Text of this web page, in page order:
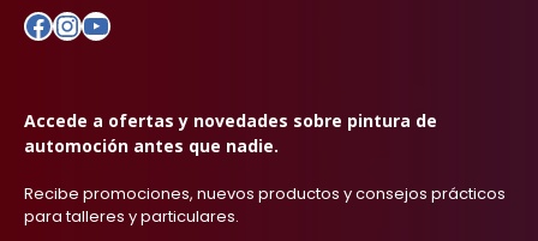
Facebook
Instagram
YouTube
Accede a ofertas y novedades sobre pintura de
automoción antes que nadie.
Recibe promociones, nuevos productos y consejos prácticos
para talleres y particulares.